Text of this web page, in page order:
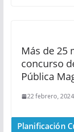
Más de 25
concurso
Pública
22 febrero, 2024
Planificación